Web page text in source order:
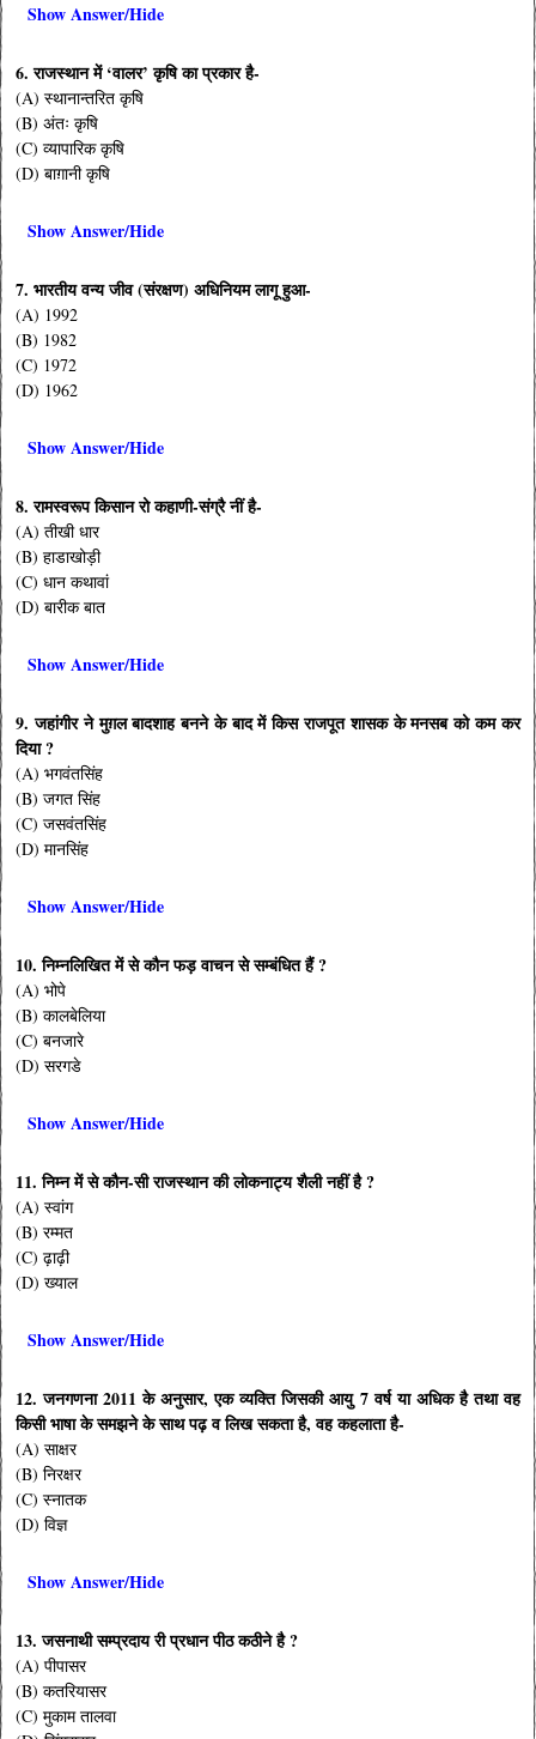
Show Answer/Hide
6. राजस्थान में ‘वालर’ कृषि का प्रकार है-
(A) स्थानान्तरित कृषि
(B) अंतः कृषि
(C) व्यापारिक कृषि
(D) बाग़ानी कृषि
Show Answer/Hide
7. भारतीय वन्य जीव (संरक्षण) अधिनियम लागू हुआ-
(A) 1992
(B) 1982
(C) 1972
(D) 1962
Show Answer/Hide
8. रामस्वरूप किसान रो कहाणी-संग्रै नीं है-
(A) तीखी धार
(B) हाडाखोड़ी
(C) धान कथावां
(D) बारीक बात
Show Answer/Hide
9. जहांगीर ने मुग़ल बादशाह बनने के बाद में किस राजपूत शासक के मनसब को कम कर
दिया ?
(A) भगवंतसिंह
(B) जगत सिंह
(C) जसवंतसिंह
(D) मानसिंह
Show Answer/Hide
10. निम्नलिखित में से कौन फड़ वाचन से सम्बंधित हैं ?
(A) भोपे
(B) कालबेलिया
(C) बनजारे
(D) सरगडे
Show Answer/Hide
11. निम्न में से कौन-सी राजस्थान की लोकनाट्य शैली नहीं है ?
(A) स्वांग
(B) रम्मत
(C) ढ़ाढ़ी
(D) ख्याल
Show Answer/Hide
12. जनगणना 2011 के अनुसार, एक व्यक्ति जिसकी आयु 7 वर्ष या अधिक है तथा वह
किसी भाषा के समझने के साथ पढ़ व लिख सकता है, वह कहलाता है-
(A) साक्षर
(B) निरक्षर
(C) स्नातक
(D) विज्ञ
Show Answer/Hide
13. जसनाथी सम्प्रदाय री प्रधान पीठ कठीने है ?
(A) पीपासर
(B) कतरियासर
(C) मुकाम तालवा